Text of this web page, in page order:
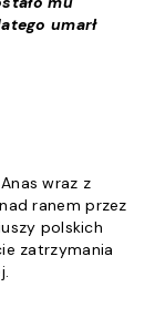
umarł
wraz z
ranem przez
polskich
zatrzymania